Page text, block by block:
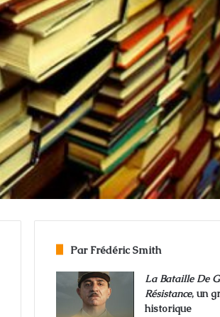
Par Frédéric Smith
La Bataille De
Résistance, un
historique